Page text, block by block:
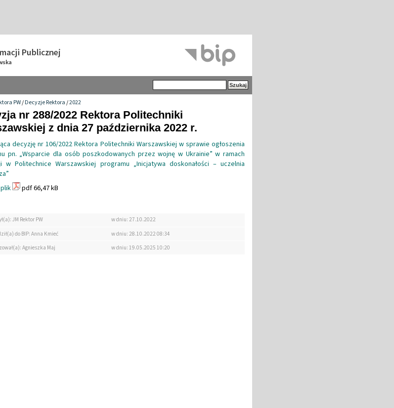
PW/Decyzje Rektora/2022
nr 288/2022 Rektora Politechniki
z dnia 27 października 2022 r.
decyzję nr 106/2022 Rektora Politechniki Warszawskiej w sprawie ogłoszenia
pn. „Wsparcie dla osób poszkodowanych przez wojnę w Ukrainie” w ramach
w Politechnice Warszawskiej programu „Inicjatywa doskonałości – uczelnia
pdf 66,47 kB
JM Rektor PW
w dniu: 27.10.2022
do BIP: Anna Kmieć
w dniu: 28.10.2022 08:34
Agnieszka Maj
w dniu: 19.05.2025 10:20